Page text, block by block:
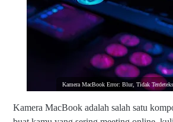
Kamera MacBook Error: Blur, Tidak
Kamera MacBook adalah salah satu